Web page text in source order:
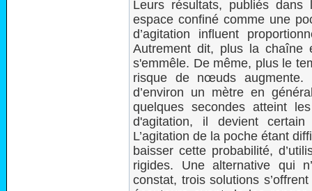
Leurs résultats, publiés
espace confiné comme une
d’agitation influent
Autrement dit, plus la
s'emmêle. De même, plus le
risque de nœuds augmente.
d’environ un mètre en
quelques secondes atteint
d'agitation, il devient
L’agitation de la poche étant
baisser cette probabilité,
rigides. Une alternative qui
constat, trois solutions